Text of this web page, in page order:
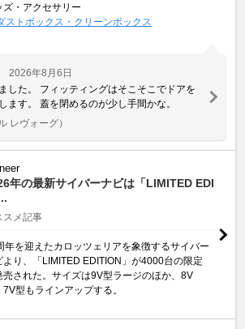
ズ・アクセサリー
ストボックス・クリーンボックス
2026年8月6日
した。 フィッティングはそこそこでドアを
ます。 蓋を閉めるのが少し手間かな。
レヴォーグ）
年の最新サイバーナビは「LIMITED EDI
スメ記事
年を迎えたカロッツェリアを象徴するサイバー
より、「LIMITED EDITION」が4000台の限定
売された。サイズは9V型ラージのほか、8V
7V型もラインアップする。